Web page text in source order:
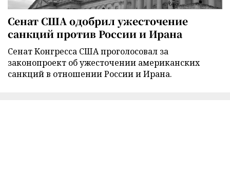
Сенат США одобрил ужесточение
санкций против России и Ирана
Сенат Конгресса США проголосовал за
законопроект об ужесточении американских
санкций в отношении России и Ирана.